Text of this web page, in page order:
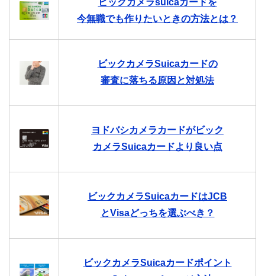
ビックカメラsuicaカードを
今無職でも作りたいときの方法とは？
ビックカメラSuicaカードの
審査に落ちる原因と対処法
ヨドバシカメラカードがビック
カメラSuicaカードより良い点
ビックカメラSuicaカードはJCB
とVisaどっちを選ぶべき？
ビックカメラSuicaカードポイント